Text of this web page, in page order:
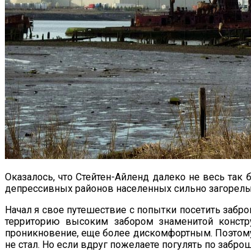
Оказалось, что Стейтен-Айленд далеко не весь
депрессивных районов населенных сильно
Начал я свое путешествие с попытки посетить
территорию высоким забором знаменитой
проникновение, еще более дискомфортным.
не стал. Но если вдруг пожелаете погулять по